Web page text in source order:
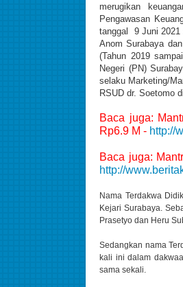
merugikan
Pengawasan
tanggal 9 Juni 2021
Anom Surabaya
(Tahun 2019
Negeri (PN)
selaku Marketing/
RSUD dr. Soetomo
Baca juga:
Rp6.9 M - http://
Baca juga:
http://
Nama Terdakwa
Kejari Surabaya.
Prasetyo dan Heru
Sedangkan nama
kali ini dalam
sama sekali.